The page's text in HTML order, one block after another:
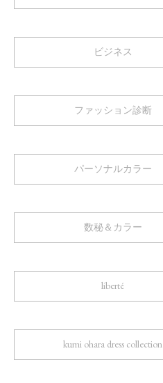
ビジネス
ファッション診断
パーソナルカラー
数秘＆カラー
liberté
kumi ohara dress collection